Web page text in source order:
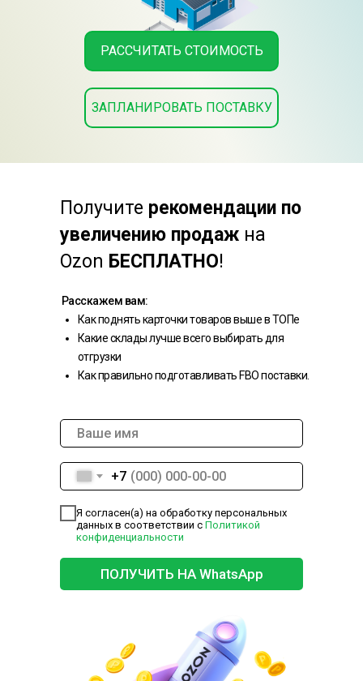
РАССЧИТАТЬ СТОИМОСТЬ
ЗАПЛАНИРОВАТЬ ПОСТАВКУ
+7
Я согласен(а) на обработку персональных
данных в соответствии с Политикой
конфиденциальности
ПОЛУЧИТЬ НА WhatsApp
Расскажем вам:
Как поднять карточки товаров выше в ТОПе
Какие склады лучше всего выбирать для
отгрузки
Как правильно подготавливать FBO поставки.
Получите рекомендации по
увеличению продаж на
Ozon БЕСПЛАТНО!